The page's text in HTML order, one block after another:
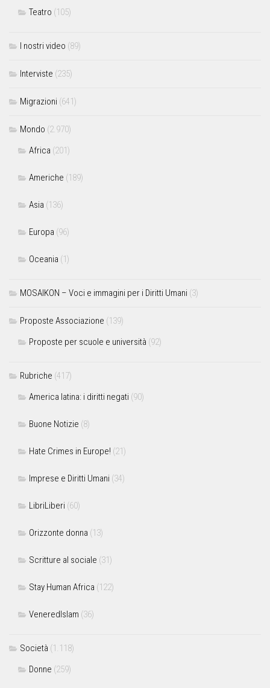
Teatro (105)
I nostri video (89)
Interviste (235)
Migrazioni (641)
Mondo (2.970)
Africa (201)
Americhe (189)
Asia (136)
Europa (96)
Oceania (1)
MOSAIKON – Voci e immagini per i Diritti Umani (3)
Proposte Associazione (139)
Proposte per scuole e università (92)
Rubriche (417)
America latina: i diritti negati (90)
Buone Notizie (8)
Hate Crimes in Europe! (21)
Imprese e Diritti Umani (34)
LibriLiberi (60)
Orizzonte donna (13)
Scritture al sociale (31)
Stay Human Africa (122)
VeneredIslam (36)
Società (1.118)
Donne (259)